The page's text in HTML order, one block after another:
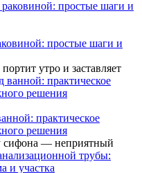
простые шаги и
утро и заставляет
практическое
решения
сифона — неприятный